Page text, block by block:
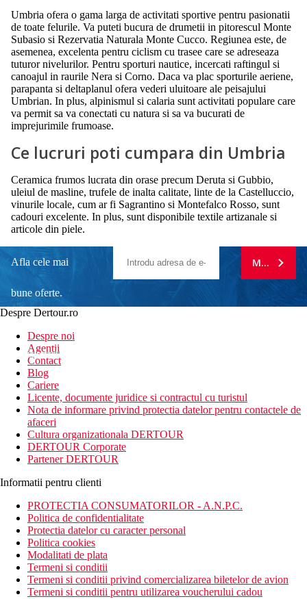
Umbria ofera o gama larga de activitati sportive pentru pasionatii
de toate felurile. Va puteti bucura de drumetii in pitorescul Monte
Subasio si Rezervatia Naturala Monte Cucco. Regiunea este, de
asemenea, excelenta pentru ciclism cu trasee care se adreseaza
tuturor nivelurilor. Pentru sporturi nautice, incercati raftingul si
canoajul in raurile Nera si Corno. Daca va plac sporturile aeriene,
parapanta si deltaplanul ofera vederi uluitoare ale peisajului
Umbrian. In plus, alpinismul si calaria sunt activitati populare care
va permit sa va conectati cu natura si sa va bucurati de
imprejurimile frumoase.
Ce lucruri poti cumpara din Umbria
Ceramica frumos lucrata din orase precum Deruta si Gubbio,
uleiul de masline, trufele de inalta calitate, linte de la Castelluccio,
vinurile locale, cum ar fi Sagrantino si Montefalco Rosso, sunt
cadouri excelente. In plus, sunt disponibile textile artizanale si
articole din piele.
Afla cele mai
bune oferte.
newsletter!
MA
Despre Dertour.ro
Despre noi
Agentii
Contact
Blog
Cariere
Licente, documente juridice si contractul cu turistul
Nota de informare privind protectia datelor pentru contactele de
afaceri
Cultura organizationala DERTOUR
DERTOUR Corporate
Partener DERTOUR
Informatii pentru clienti
PROTECTIA CONSUMATORILOR - A.N.P.C.
Politica de confidentialitate
Protectia datelor cu caracter personal
Politica cookies
Modalitati de plata
Termeni si conditii
Termeni si conditii privind comercializarea biletelor de avion
Termeni si conditii pentru utilizarea voucherului cadou